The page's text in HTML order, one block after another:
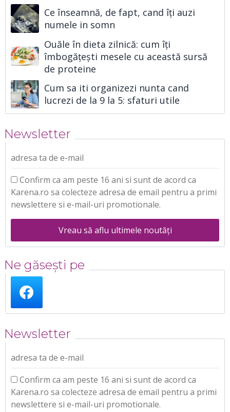
Ce înseamnă, de fapt, cand îți auzi
numele in somn
Ouăle în dieta zilnică: cum îți
îmbogățești mesele cu această sursă
de proteine
Cum sa iti organizezi nunta cand
lucrezi de la 9 la 5: sfaturi utile
Newsletter
adresa ta de e-mail
Confirm ca am peste 16 ani si sunt de acord ca
Karena.ro sa colecteze adresa de email pentru a primi
newslettere si e-mail-uri promotionale.
Vreau să aflu ultimele noutăți
Ne găsești pe
Newsletter
adresa ta de e-mail
Confirm ca am peste 16 ani si sunt de acord ca
Karena.ro sa colecteze adresa de email pentru a primi
newslettere si e-mail-uri promotionale.